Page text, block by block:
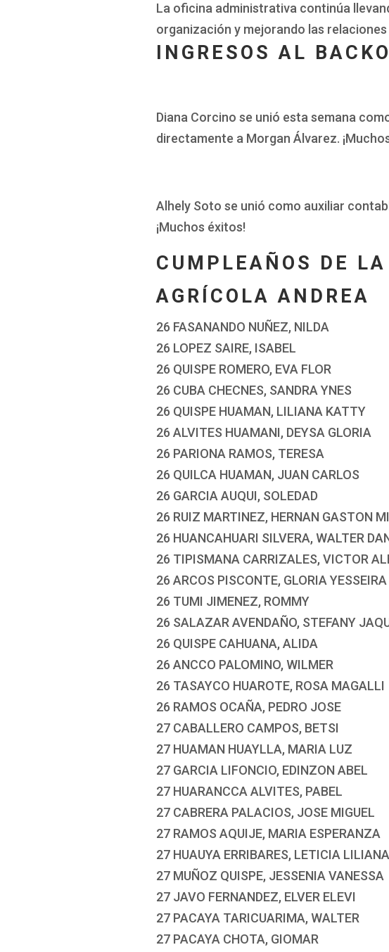
La oficina administrativa continúa
organización y mejorando las
INGRESOS AL
Diana Corcino se unió esta semana
directamente a Morgan Álvarez.
Alhely Soto se unió como auxiliar
¡Muchos éxitos!
CUMPLEAÑOS DE
AGRÍCOLA ANDREA
26 FASANANDO NUÑEZ, NILDA
26 LOPEZ SAIRE, ISABEL
26 QUISPE ROMERO, EVA FLOR
26 CUBA CHECNES, SANDRA YNES
26 QUISPE HUAMAN, LILIANA KATTY
26 ALVITES HUAMANI, DEYSA GLORIA
26 PARIONA RAMOS, TERESA
26 QUILCA HUAMAN, JUAN CARLOS
26 GARCIA AUQUI, SOLEDAD
26 RUIZ MARTINEZ, HERNAN GASTON
26 HUANCAHUARI SILVERA, WALTER
26 TIPISMANA CARRIZALES, VICTOR
26 ARCOS PISCONTE, GLORIA YESSEIRA
26 TUMI JIMENEZ, ROMMY
26 SALAZAR AVENDAÑO, STEFANY
26 QUISPE CAHUANA, ALIDA
26 ANCCO PALOMINO, WILMER
26 TASAYCO HUAROTE, ROSA MAGALLI
26 RAMOS OCAÑA, PEDRO JOSE
27 CABALLERO CAMPOS, BETSI
27 HUAMAN HUAYLLA, MARIA LUZ
27 GARCIA LIFONCIO, EDINZON ABEL
27 HUARANCCA ALVITES, PABEL
27 CABRERA PALACIOS, JOSE MIGUEL
27 RAMOS AQUIJE, MARIA ESPERANZA
27 HUAUYA ERRIBARES, LETICIA LILIANA
27 MUÑOZ QUISPE, JESSENIA VANESSA
27 JAVO FERNANDEZ, ELVER ELEVI
27 PACAYA TARICUARIMA, WALTER
27 PACAYA CHOTA, GIOMAR